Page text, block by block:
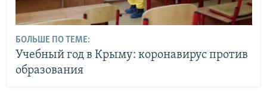
БОЛЬШЕ ПО ТЕМЕ:
Учебный год в Крыму: коронавирус против
образования